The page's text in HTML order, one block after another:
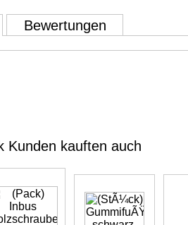
Bewertungen
Kunden kauften auch